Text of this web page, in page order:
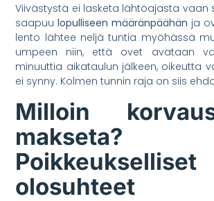
Viivästystä ei lasketa lähtöajasta vaan
saapuulopulliseen määränpäähän ja
lento lähtee neljä tuntia myöhässä
umpeen niin, että ovet avataan
minuuttia aikataulun jälkeen, oikeutta
ei synny. Kolmen tunnin raja on siis
Milloin
makseta?
Poikkeukselliset
olosuhteet